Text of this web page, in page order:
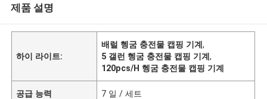
제품 설명
하이 라이트:
배럴 헹굼 충전물 캡핑 기계,
5 갤런 헹굼 충전물 캡핑 기계,
120pcs/H 헹굼 충전물 캡핑 기계
공급 능력 7 일 / 세트